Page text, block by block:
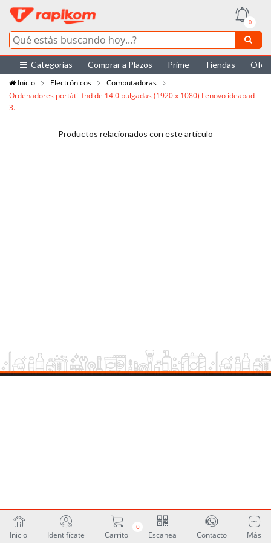
0
Categorías Comprar a Plazos Prime Tiendas
Inicio
Electrónicos
Computadoras
Ordenadores portátil fhd de 14.0 pulgadas (1920 x 1080) Lenovo ideapad
3.
Productos relacionados con este artículo
Inicio Identifícate
0
Carrito Escanea Contacto Más